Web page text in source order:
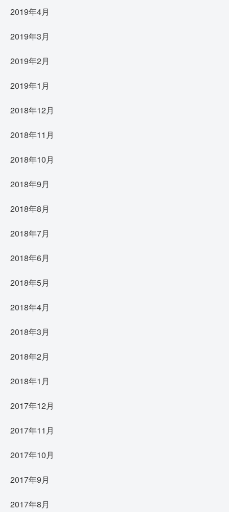
2019年4月
2019年3月
2019年2月
2019年1月
2018年12月
2018年11月
2018年10月
2018年9月
2018年8月
2018年7月
2018年6月
2018年5月
2018年4月
2018年3月
2018年2月
2018年1月
2017年12月
2017年11月
2017年10月
2017年9月
2017年8月